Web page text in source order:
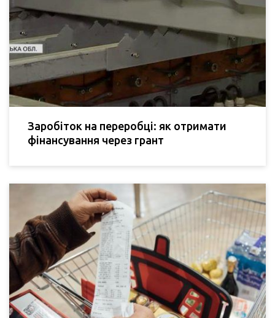
Заробіток на переробці: як отримати
фінансування через грант